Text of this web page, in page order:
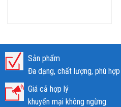
Sản phẩm
Đa dạng, chất lượng, phù
Giá cả hợp lý
khuyến mại không ngừng.